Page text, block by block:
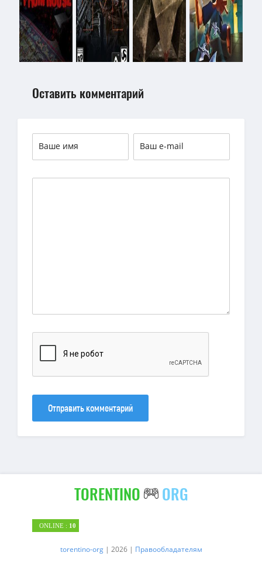
Оставить комментарий
Отправить комментарий
TORENTINO ORG
ONLINE : 10
torentino-org| 2026 | Правообладателям